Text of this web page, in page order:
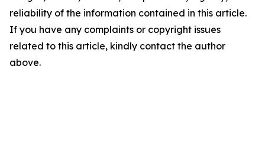
reliability of the information contained in this article.
If you have any complaints or copyright issues
related to this article, kindly contact the author
above.